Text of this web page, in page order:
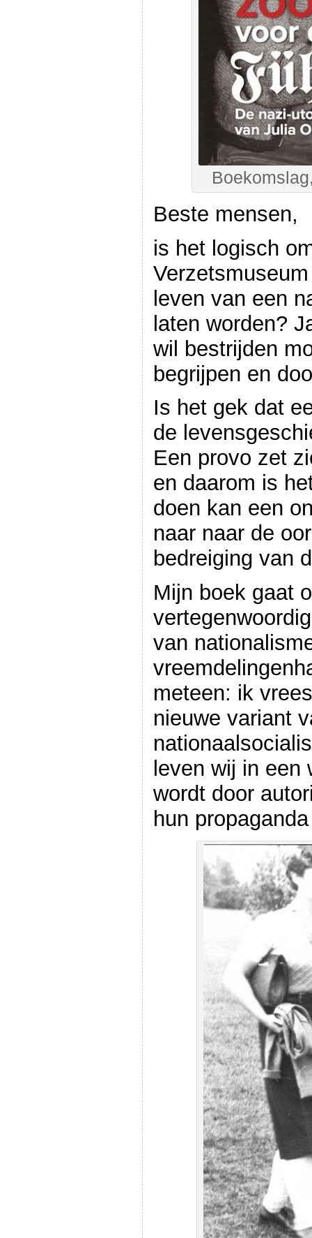
Beste mensen,
is het logisch
leven van een
laten worden?
wil bestrijden
begrijpen en
Is het gek dat
de
Een provo zet
en daarom is
doen kan een
naar naar de
bedreiging van
Mijn boek gaat
van
meteen: ik
nieuwe variant
leven wij in een
wordt door
hun